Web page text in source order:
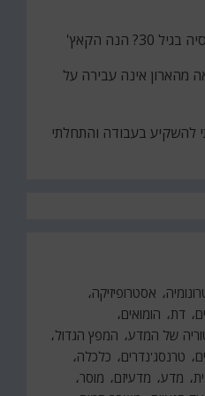
הנה הקאץ'
מהארון אינה עבירה על
להשקיע בעבודה והתחלתי
אסטרופיזיקה
דת הומואים
של המדע המפץ הגדול
טרנסג'נדרים
כלכלה
מדע מדעיזם
מוסר